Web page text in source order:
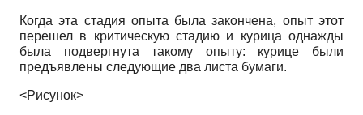
Когда эта стадия опыта была закончена, опыт этот
перешел в критическую стадию и курица однажды
была подвергнута такому опыту: курице были
предъявлены следующие два листа бумаги.
<Рисунок>